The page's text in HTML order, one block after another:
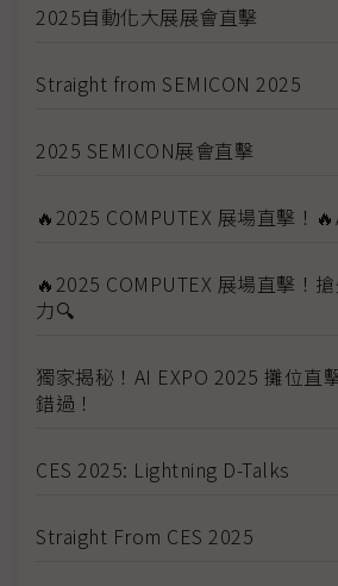
2025自動化大展展會直擊
Straight from SEMICON 2025
2025 SEMICON展會直擊
🔥2025 COMPUTEX 展場直擊！
🔥2025 COMPUTEX 展場直擊！
力🔍
獨家揭秘！AI EXPO 2025 攤位直
錯過！
CES 2025: Lightning D-Talks
Straight From CES 2025